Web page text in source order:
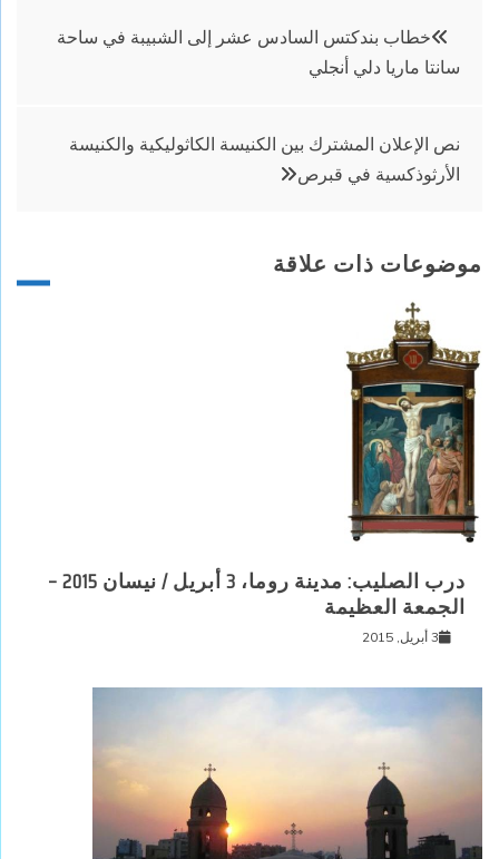
تصفّح
المقالات
خطاب بندكتس السادس عشر إلى الشبيبة في ساحة
سانتا ماريا دلي أنجلي
نص الإعلان المشترك بين الكنيسة الكاثوليكية والكنيسة
الأرثوذكسية في قبرص
موضوعات ذات علاقة
درب الصليب: مدينة روما، 3 أبريل / نيسان 2015 –
الجمعة العظيمة
3 أبريل, 2015